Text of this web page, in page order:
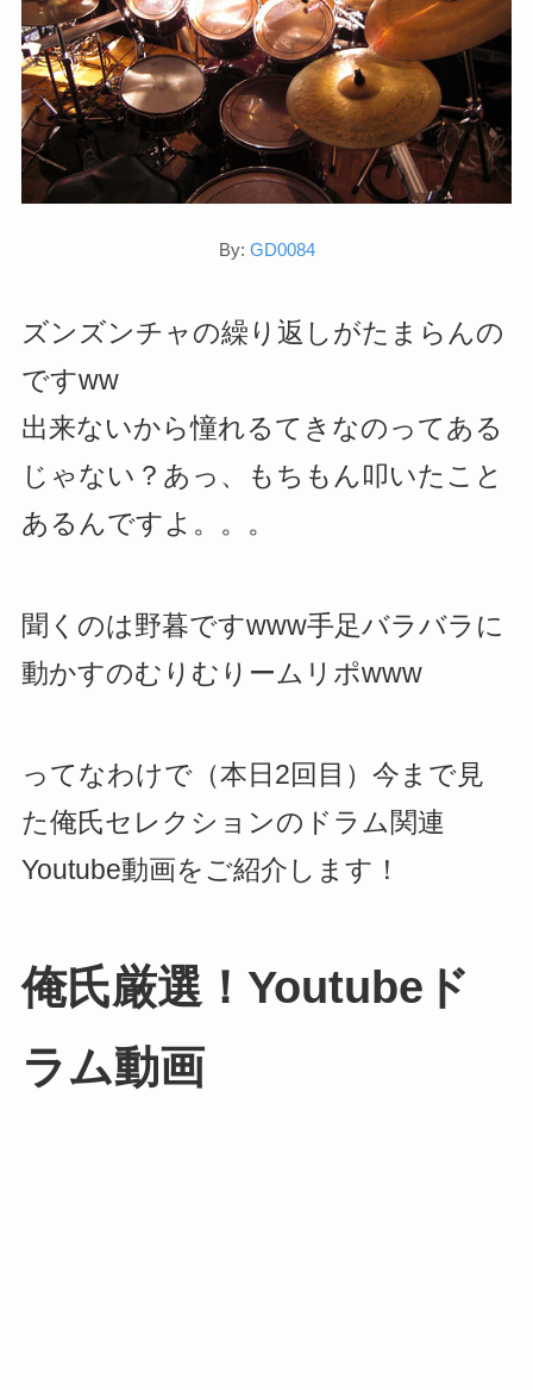
By: GD0084
ズンズンチャの繰り返しがたまらんの
ですww
出来ないから憧れるてきなのってある
じゃない？あっ、もちもん叩いたこと
あるんですよ。。。
聞くのは野暮ですwww手足バラバラに
動かすのむりむりームリポwww
ってなわけで（本日2回目）今まで見
た俺氏セレクションのドラム関連
Youtube動画をご紹介します！
俺氏厳選！Youtubeド
ラム動画